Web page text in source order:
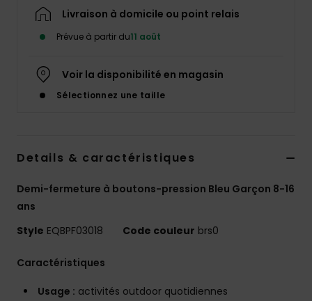
Livraison à domicile ou point relais
Prévue à partir du11 août
Voir la disponibilité en magasin
Sélectionnez une taille
Details & caractéristiques
Demi-fermeture à boutons-pression Bleu Garçon 8-16
ans
Style EQBPF03018 Code couleur brs0
Caractéristiques
Usage : activités outdoor quotidiennes